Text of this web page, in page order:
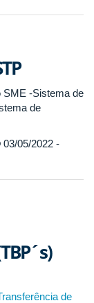
SME -Sistema de
de
03/05/2022 -
de